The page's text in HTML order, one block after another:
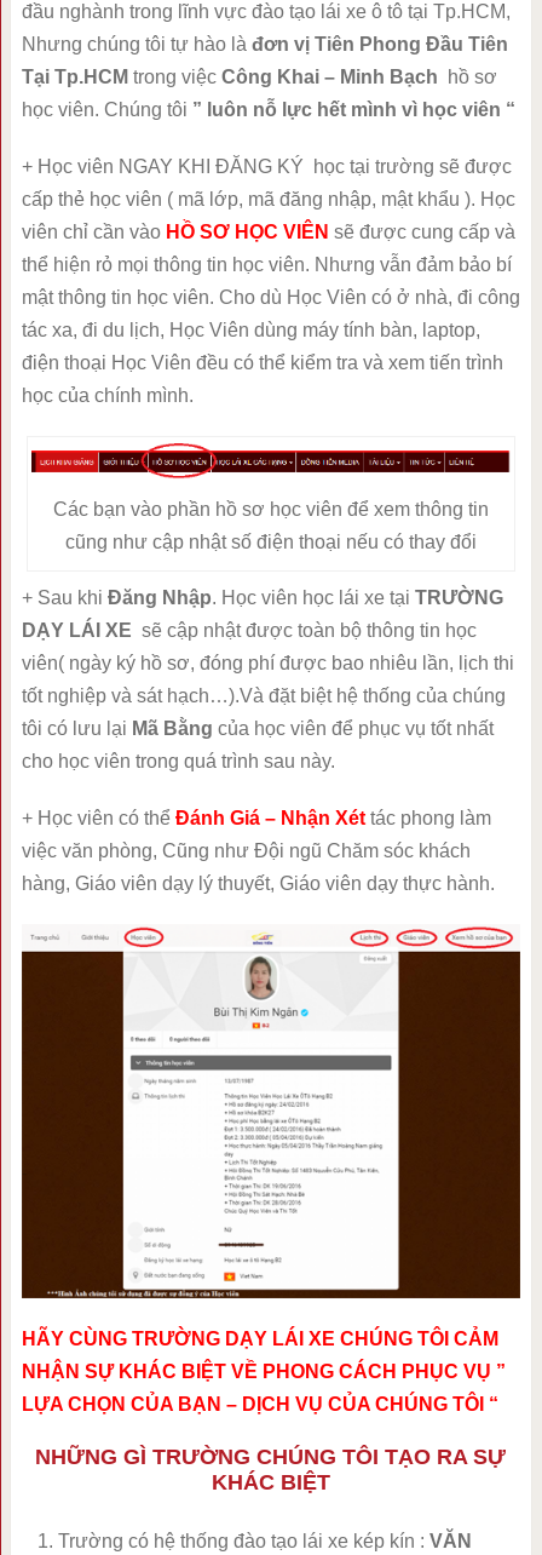
đầu nghành trong lĩnh vực đào tạo lái xe ô tô tại Tp.HCM,
Nhưng chúng tôi tự hào là đơn vị Tiên Phong Đầu Tiên
Tại Tp.HCM trong việc Công Khai – Minh Bạch hồ sơ
học viên. Chúng tôi ” luôn nỗ lực hết mình vì học viên “
+ Học viên NGAY KHI ĐĂNG KÝ học tại trường sẽ được
cấp thẻ học viên ( mã lớp, mã đăng nhập, mật khẩu ). Học
viên chỉ cần vào HỒ SƠ HỌC VIÊN sẽ được cung cấp và
thể hiện rỏ mọi thông tin học viên. Nhưng vẫn đảm bảo bí
mật thông tin học viên. Cho dù Học Viên có ở nhà, đi công
tác xa, đi du lịch, Học Viên dùng máy tính bàn, laptop,
điện thoại Học Viên đều có thể kiểm tra và xem tiến trình
học của chính mình.
Các bạn vào phần hồ sơ học viên để xem thông tin
cũng như cập nhật số điện thoại nếu có thay đổi
+ Sau khi Đăng Nhập. Học viên học lái xe tại TRƯỜNG
DẠY LÁI XE sẽ cập nhật được toàn bộ thông tin học
viên( ngày ký hồ sơ, đóng phí được bao nhiêu lần, lịch thi
tốt nghiệp và sát hạch…).Và đặt biệt hệ thống của chúng
tôi có lưu lại Mã Bằng của học viên để phục vụ tốt nhất
cho học viên trong quá trình sau này.
+ Học viên có thể Đánh Giá – Nhận Xéttác phong làm
việc văn phòng, Cũng như Đội ngũ Chăm sóc khách
hàng, Giáo viên dạy lý thuyết, Giáo viên dạy thực hành.
HÃY CÙNG TRƯỜNG DẠY LÁI XE CHÚNG TÔI CẢM
NHẬN SỰ KHÁC BIỆT VỀ PHONG CÁCH PHỤC VỤ ”
LỰA CHỌN CỦA BẠN – DỊCH VỤ CỦA CHÚNG TÔI “
NHỮNG GÌ TRƯỜNG CHÚNG TÔI TẠO RA SỰ
KHÁC BIỆT
Trường có hệ thống đào tạo lái xe kép kín : VĂN